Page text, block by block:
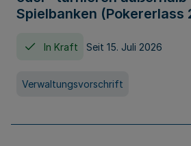
Spielbanken (Pokererlass
In Kraft Seit 15. Juli 2026
Verwaltungsvorschrift